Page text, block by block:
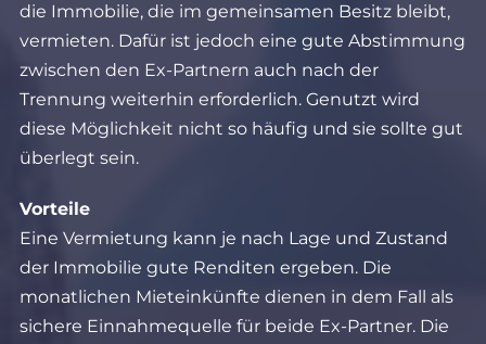
die Immobilie, die im gemeinsamen Besitz bleibt,
vermieten. Dafür ist jedoch eine gute Abstimmung
zwischen den Ex-Partnern auch nach der
Trennung weiterhin erforderlich. Genutzt wird
diese Möglichkeit nicht so häufig und sie sollte gut
überlegt sein.
Vorteile
Eine Vermietung kann je nach Lage und Zustand
der Immobilie gute Renditen ergeben. Die
monatlichen Mieteinkünfte dienen in dem Fall als
sichere Einnahmequelle für beide Ex-Partner. Die